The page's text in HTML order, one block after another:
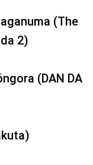
(The
2)
(DAN DA